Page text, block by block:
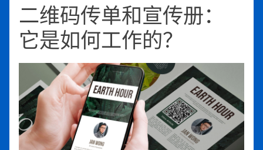
二维码传单和宣传册：
它是如何工作的？